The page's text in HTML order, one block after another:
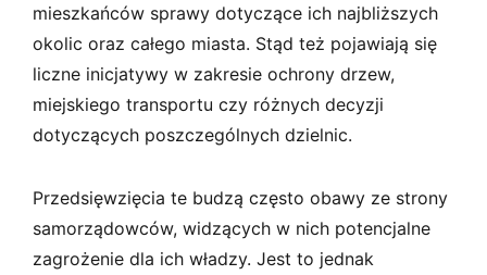
mieszkańców sprawy dotyczące ich najbliższych
okolic oraz całego miasta. Stąd też pojawiają się
liczne inicjatywy w zakresie ochrony drzew,
miejskiego transportu czy różnych decyzji
dotyczących poszczególnych dzielnic.
Przedsięwzięcia te budzą często obawy ze strony
samorządowców, widzących w nich potencjalne
zagrożenie dla ich władzy. Jest to jednak